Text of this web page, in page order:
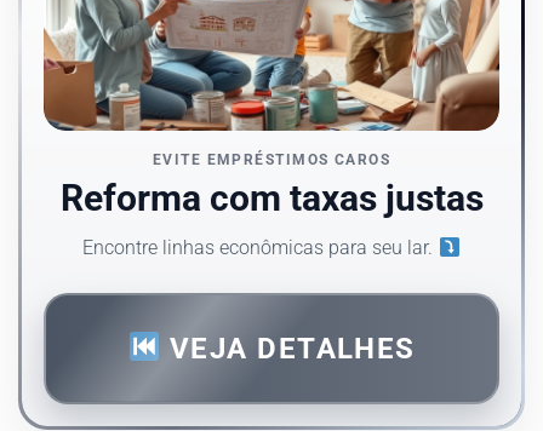
EVITE EMPRÉSTIMOS CAROS
Reforma com taxas justas
Encontre linhas econômicas para seu lar.
VEJA DETALHES